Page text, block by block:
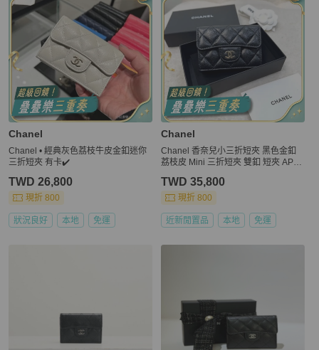
Chanel
Chanel • 經典灰色荔枝牛皮金釦迷你
三折短夾 有卡✔️
TWD 26,800
現折 800
狀況良好 本地 免運
Chanel
Chanel 香奈兒小三折短夾 黑色金釦
荔枝皮 Mini 三折短夾 雙釦 短夾 AP02
TWD 35,800
現折 800
近新閒置品 本地 免運